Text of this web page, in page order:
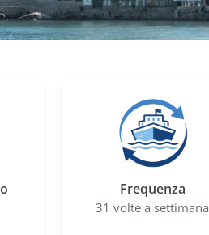
Frequenza
31 volte a settimana